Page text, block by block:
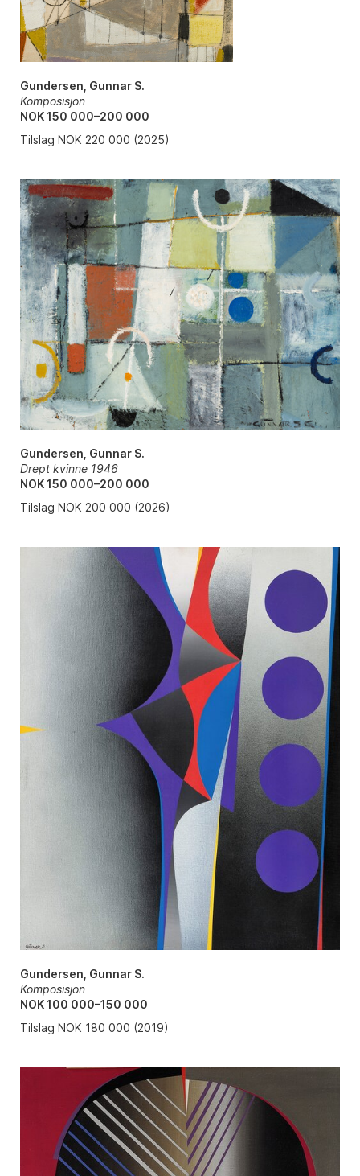
Gundersen, Gunnar S.
Komposisjon
NOK 150 000–200 000
Tilslag NOK 220 000 (2025)
Gundersen, Gunnar S.
Drept kvinne 1946
NOK 150 000–200 000
Tilslag NOK 200 000 (2026)
Gundersen, Gunnar S.
Komposisjon
NOK 100 000–150 000
Tilslag NOK 180 000 (2019)